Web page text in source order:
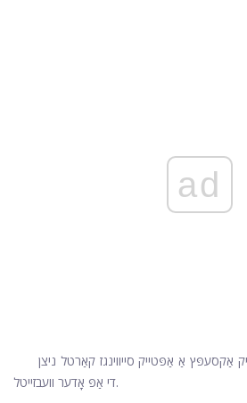
ad
אַקסעפּץ אַ אַפּטייק סייווינגז קאַרטל ניצן
די אַפּ אָדער וועבזייטל.